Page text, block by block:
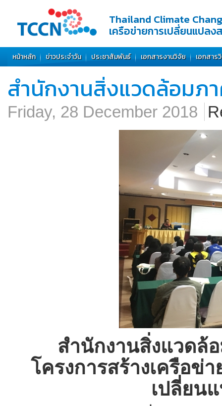
Thailand Climate
เครือข่ายการเปลี่ยนแปลง
หน้าหลัก ข่าวประจำวัน ประชาสัมพันธ์ เอกสารงานวิจัย เอกสาร
สำนักงานสิ่งแวดล้อมภ
Friday, 28 December 2018
สำนักงานสิ่งแวดล้
โครงการสร้างเครือข่
เปลี่ยน